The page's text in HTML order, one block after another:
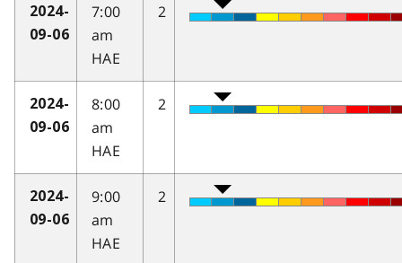
2024-
09-06
7:00
am
HAE
2
2024-
09-06
8:00
am
HAE
2
2024-
09-06
9:00
am
HAE
2